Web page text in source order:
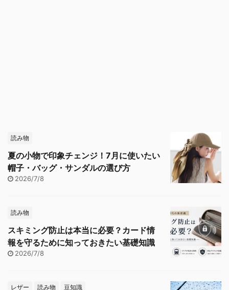
読み物
夏の小物で印象チェンジ！7月に使いたい
帽子・バッグ・サンダルの選び方
2026/7/8
読み物
スキミング防止は本当に必要？カード情
報を守るために知っておきたい基礎知識
2026/7/8
レザー 読み物 豆知識